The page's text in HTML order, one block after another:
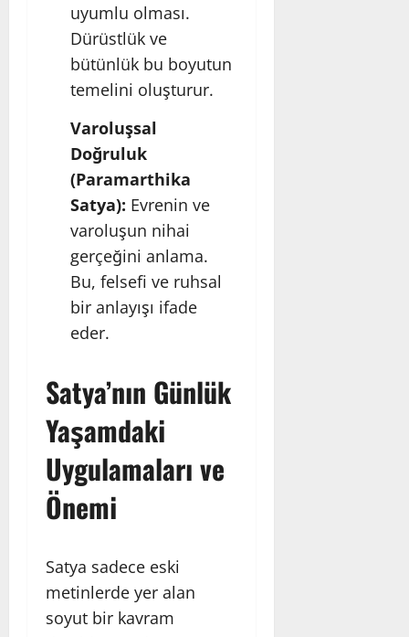
uyumlu olması.
Dürüstlük ve
bütünlük bu boyutun
temelini oluşturur.
Varoluşsal
Doğruluk
(Paramarthika
Satya): Evrenin ve
varoluşun nihai
gerçeğini anlama.
Bu, felsefi ve ruhsal
bir anlayışı ifade
eder.
Satya’nın Günlük
Yaşamdaki
Uygulamaları ve
Önemi
Satya sadece eski
metinlerde yer alan
soyut bir kavram